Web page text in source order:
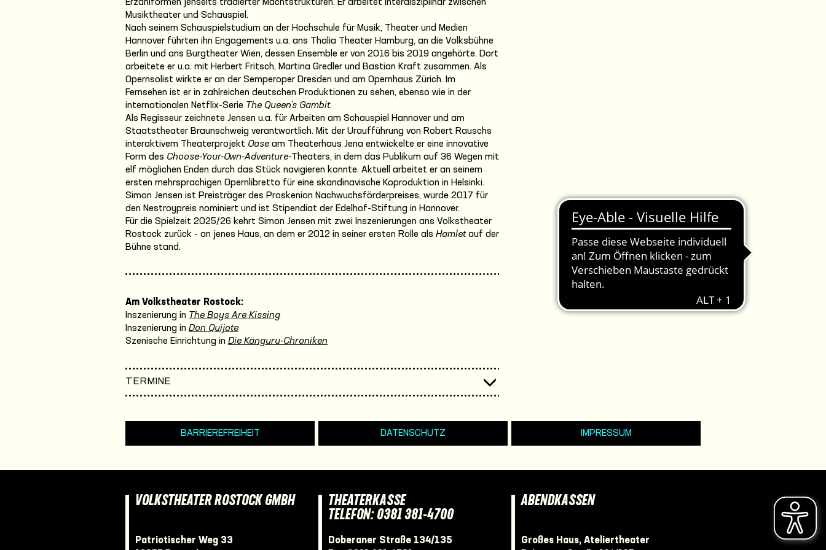
Erzählformen jenseits tradierter Machtstrukturen. Er arbeitet interdisziplinär zwischen
Musiktheater und Schauspiel.
Nach seinem Schauspielstudium an der Hochschule für Musik, Theater und Medien
Hannover führten ihn Engagements u.a. ans Thalia Theater Hamburg, an die Volksbühne
Berlin und ans Burgtheater Wien, dessen Ensemble er von 2016 bis 2019 angehörte. Dort
arbeitete er u.a. mit Herbert Fritsch, Martina Gredler und Bastian Kraft zusammen. Als
Opernsolist wirkte er an der Semperoper Dresden und am Opernhaus Zürich. Im
Fernsehen ist er in zahlreichen deutschen Produktionen zu sehen, ebenso wie in der
internationalen Netflix-Serie The Queen’s Gambit.
Als Regisseur zeichnete Jensen u.a. für Arbeiten am Schauspiel Hannover und am
Staatstheater Braunschweig verantwortlich. Mit der Uraufführung von Robert Rauschs
interaktivem Theaterprojekt Oase am Theaterhaus Jena entwickelte er eine innovative
Form des Choose-Your-Own-Adventure-Theaters, in dem das Publikum auf 36 Wegen mit
elf möglichen Enden durch das Stück navigieren konnte. Aktuell arbeitet er an seinem
ersten mehrsprachigen Opernlibretto für eine skandinavische Koproduktion in Helsinki.
Simon Jensen ist Preisträger des Proskenion Nachwuchsförderpreises, wurde 2017 für
den Nestroypreis nominiert und ist Stipendiat der Edelhof-Stiftung in Hannover.
Für die Spielzeit 2025/26 kehrt Simon Jensen mit zwei Inszenierungen ans Volkstheater
Rostock zurück - an jenes Haus, an dem er 2012 in seiner ersten Rolle als Hamletauf der
Bühne stand.
Am Volkstheater Rostock:
Inszenierung in The Boys Are Kissing
Inszenierung in Don Quijote
Szenische Einrichtung in Die Känguru-Chroniken
TERMINE
BARRIEREFREIHEIT DATENSCHUTZ IMPRESSUM
VOLKSTHEATER ROSTOCK GMBH
Patriotischer Weg 33
THEATERKASSE
TELEFON: 0381 381-4700
Doberaner Straße 134/135
ABENDKASSEN
Großes Haus, Ateliertheater